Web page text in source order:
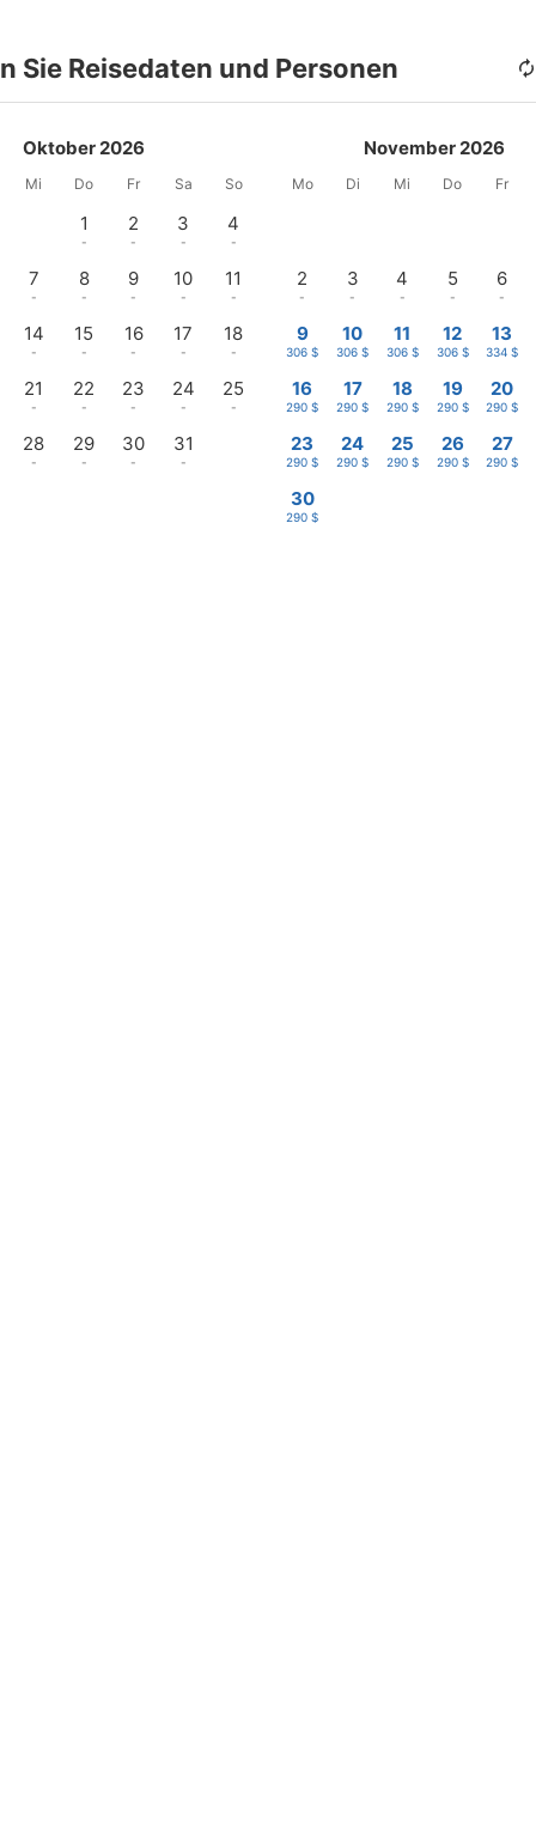
Sie Reisedaten und Personen
Oktober 2026
Mi Do Fr Sa So
1
-
2
-
3
-
4
-
7
-
8
-
9
-
10
-
11
-
14
-
15
-
16
-
17
-
18
-
21
-
22
-
23
-
24
-
25
-
28
-
29
-
30
-
31
-
November 2026
Mo Di Mi Do Fr
2
-
3
-
4
-
5
-
6
-
9
306 $
10
306 $
11
306 $
12
306 $
13
334 $
16
290 $
17
290 $
18
290 $
19
290 $
20
290 $
23
290 $
24
290 $
25
290 $
26
290 $
27
290 $
30
290 $